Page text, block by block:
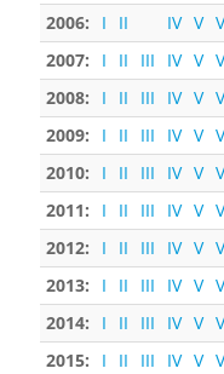
2006:
I II IV V
2007:
I II III IV V
2008:
I II III IV V
2009:
I II III IV V
2010:
I II III IV V
2011:
I II III IV V
2012:
I II III IV V
2013:
I II III IV V
2014:
I II III IV V
2015:
I II III IV V